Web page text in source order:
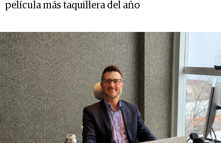
película más taquillera del año